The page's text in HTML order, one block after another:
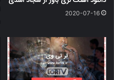
2020-07-16